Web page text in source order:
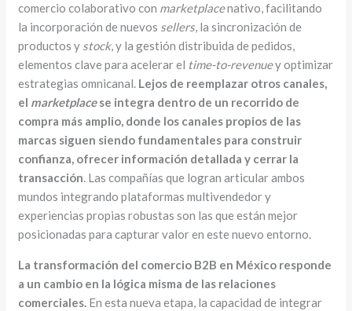
comercio colaborativo con marketplacenativo, facilitando
la incorporación de nuevos sellers, la sincronización de
productos y stock, y la gestión distribuida de pedidos,
elementos clave para acelerar el time-to-revenuey optimizar
estrategias omnicanal. Lejos de reemplazar otros canales,
el marketplacese integra dentro de un recorrido de
compra más amplio, donde los canales propios de las
marcas siguen siendo fundamentales para construir
confianza, ofrecer información detallada y cerrar la
transacción. Las compañías que logran articular ambos
mundos integrando plataformas multivendedor y
experiencias propias robustas son las que están mejor
posicionadas para capturar valor en este nuevo entorno.
La transformación del comercio B2B en México responde
a un cambio en la lógica misma de las relaciones
comerciales. En esta nueva etapa, la capacidad de integrar